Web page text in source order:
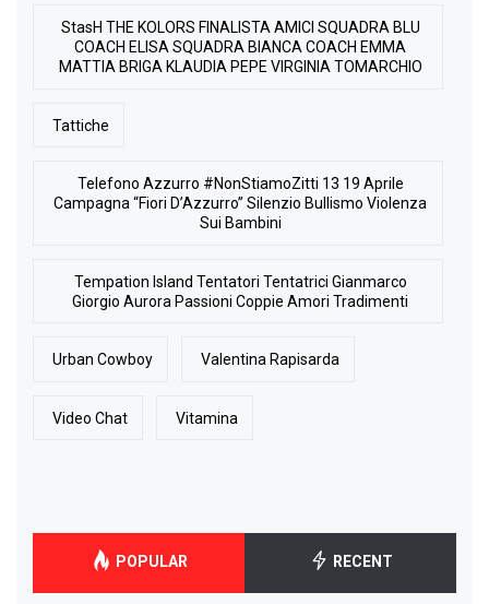
StasH THE KOLORS FINALISTA AMICI SQUADRA BLU
COACH ELISA SQUADRA BIANCA COACH EMMA
MATTIA BRIGA KLAUDIA PEPE VIRGINIA TOMARCHIO
Tattiche
Telefono Azzurro #NonStiamoZitti 13 19 Aprile
Campagna “Fiori D’Azzurro” Silenzio Bullismo Violenza
Sui Bambini
Tempation Island Tentatori Tentatrici Gianmarco
Giorgio Aurora Passioni Coppie Amori Tradimenti
Urban Cowboy Valentina Rapisarda
Video Chat Vitamina
POPULAR RECENT